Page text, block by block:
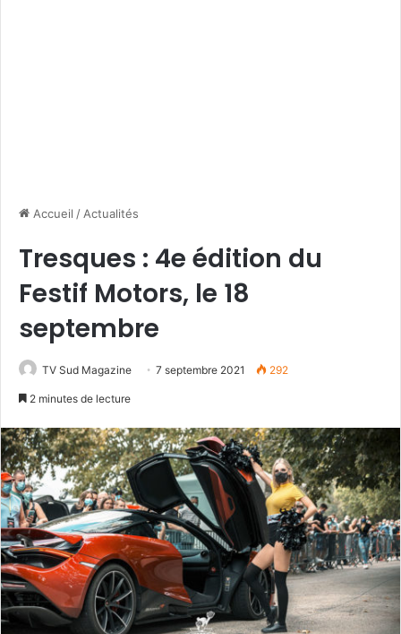
Accueil / Actualités
Tresques : 4e édition du
Festif Motors, le 18
septembre
TV Sud Magazine 7 septembre 2021 292
2 minutes de lecture